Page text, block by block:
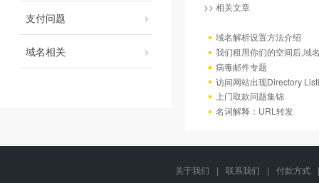
支付问题
域名相关
>> 相关文章
域名解析设置方法介绍
我们租用你们的空间后,域
病毒邮件专题
访问网站出现Directory
上门取款问题集锦
名词解释：URL转发
关于我们 | 联系我们 | 付款方式
|